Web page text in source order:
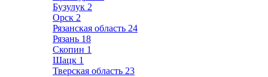
Бузулук 2
Орск 2
Рязанская область 24
Рязань 18
Скопин 1
Шацк 1
Тверская область 23